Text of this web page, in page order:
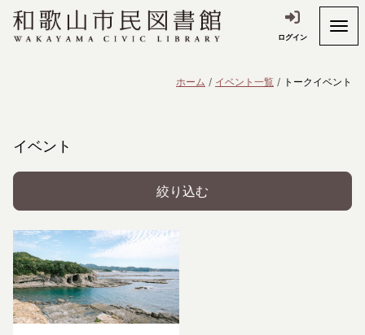
ログイン
ホーム イベント一覧 トークイベント
イベント
絞り込む